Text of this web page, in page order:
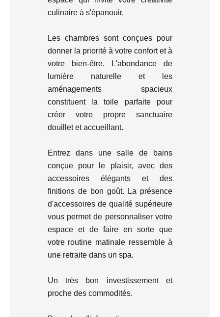
culinaire à s'épanouir.
Les chambres sont conçues pour
donner la priorité à votre confort et à
votre bien-être. L'abondance de
lumière naturelle et les
aménagements spacieux
constituent la toile parfaite pour
créer votre propre sanctuaire
douillet et accueillant.
Entrez dans une salle de bains
conçue pour le plaisir, avec des
accessoires élégants et des
finitions de bon goût. La présence
d'accessoires de qualité supérieure
vous permet de personnaliser votre
espace et de faire en sorte que
votre routine matinale ressemble à
une retraite dans un spa.
Un très bon investissement et
proche des commodités.